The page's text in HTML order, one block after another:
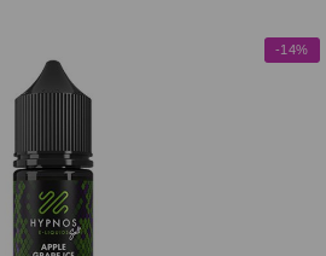
-14%